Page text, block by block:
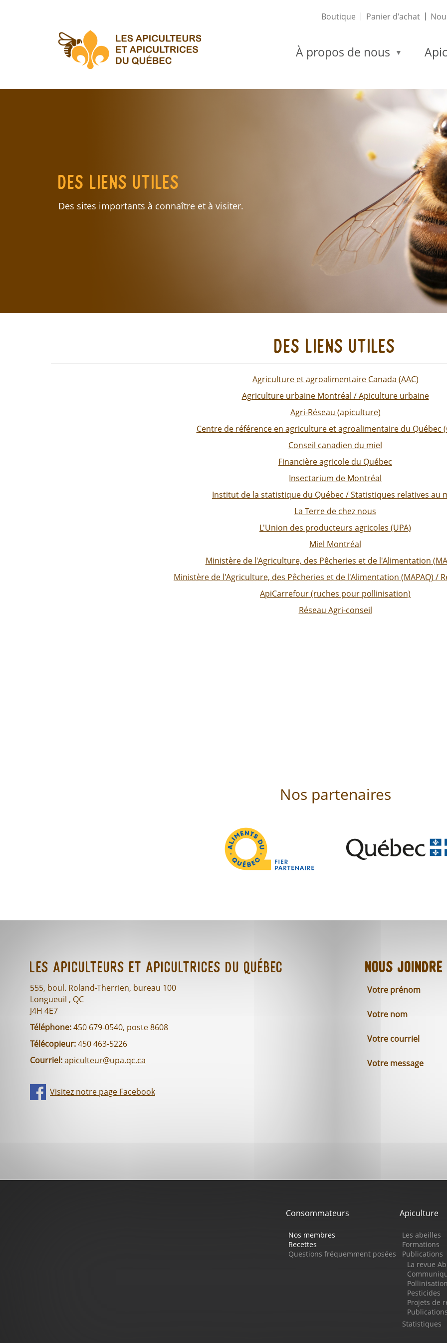
Boutique Panier d'achat
À propos de nous
Des liens utiles
Des sites importants à connaître et à visiter.
des liens utiles
Agriculture et agroalimentaire Canada (AAC)
Agriculture urbaine Montréal / Apiculture urbaine
Agri-Réseau (apiculture)
Centre de référence en agriculture et agroalimentaire du Québec
Conseil canadien du miel
Financière agricole du Québec
Insectarium de Montréal
Institut de la statistique du Québec / Statistiques relatives au
La Terre de chez nous
L'Union des producteurs agricoles (UPA)
Miel Montréal
Ministère de l'Agriculture, des Pêcheries et de l'Alimentation
Ministère de l'Agriculture, des Pêcheries et de l'Alimentation (MAPAQ) /
ApiCarrefour (ruches pour pollinisation)
Réseau Agri-conseil
Nos partenaires
Les Apiculteurs et Apicultrices du Québec
555, boul. Roland-Therrien, bureau 100
Longueuil , QC
J4H 4E7
Téléphone:450 679-0540, poste 8608
Télécopieur:450 463-5226
Courriel:apiculteur@upa.qc.ca
Visitez notre page Facebook
Nous joindre
Votre prénom
Votre nom
Votre courriel
Votre message
Apiculture
Les abeilles
Formations
Publications
La revue
Pollinisation
Pesticides
Projets de
Statistiques
Consommateurs
Nos membres
Recettes
Questions fréquemment posées